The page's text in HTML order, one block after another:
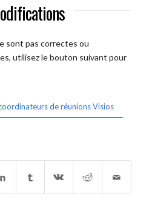
sont pas correctes ou
utilisez le bouton suivant pour
de réunions Visios